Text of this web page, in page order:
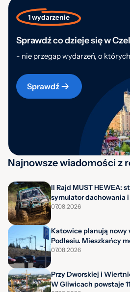
1 wydarzenie
Sprawdź co dzieje się w
- nie przegap wydarzeń, o
Sprawdź
Najnowsze wiadomości z
II Rajd MUST HEWEA:
symulator dachowania
07.08.2026
Katowice planują nowy
Podlesiu. Mieszkańcy
07.08.2026
Przy Dworskiej i
W Gliwicach powstaje